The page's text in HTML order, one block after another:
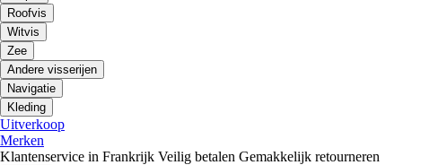
Roofvis
Witvis
Zee
Andere visserijen
Navigatie
Kleding
Uitverkoop
Merken
Klantenservice in Frankrijk Veilig betalen Gemakkelijk retourneren